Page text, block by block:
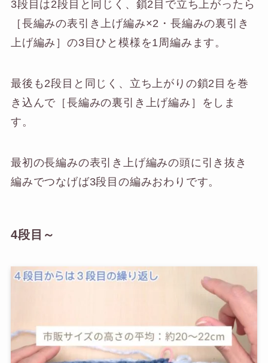
3段目は2段目と同じく、鎖2目で立ち上がったら
［長編みの表引き上げ編み×2・長編みの裏引き
上げ編み］の3目ひと模様を1周編みます。
最後も2段目と同じく、立ち上がりの鎖2目を巻
き込んで［長編みの裏引き上げ編み］をしま
す。
最初の長編みの表引き上げ編みの頭に引き抜き
編みでつなげば3段目の編みおわりです。
4段目～